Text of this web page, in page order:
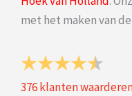
met het maken van
376klanten